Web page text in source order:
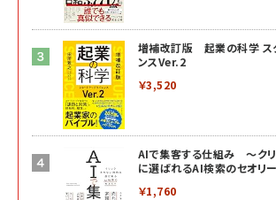
増補改訂版 起業の科学 ス
ンスVer.2
￥3,520
AIで集客する仕組み ～ク
に選ばれるAI検索のセオリ
￥1,760